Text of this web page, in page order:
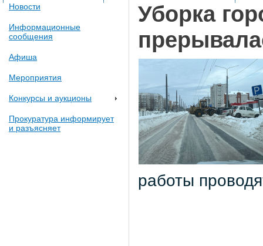
Новости
Информационные
сообщения
Афиша
Мероприятия
Конкурсы и аукционы
Прокуратура информирует
и разъясняет
Уборка
работы